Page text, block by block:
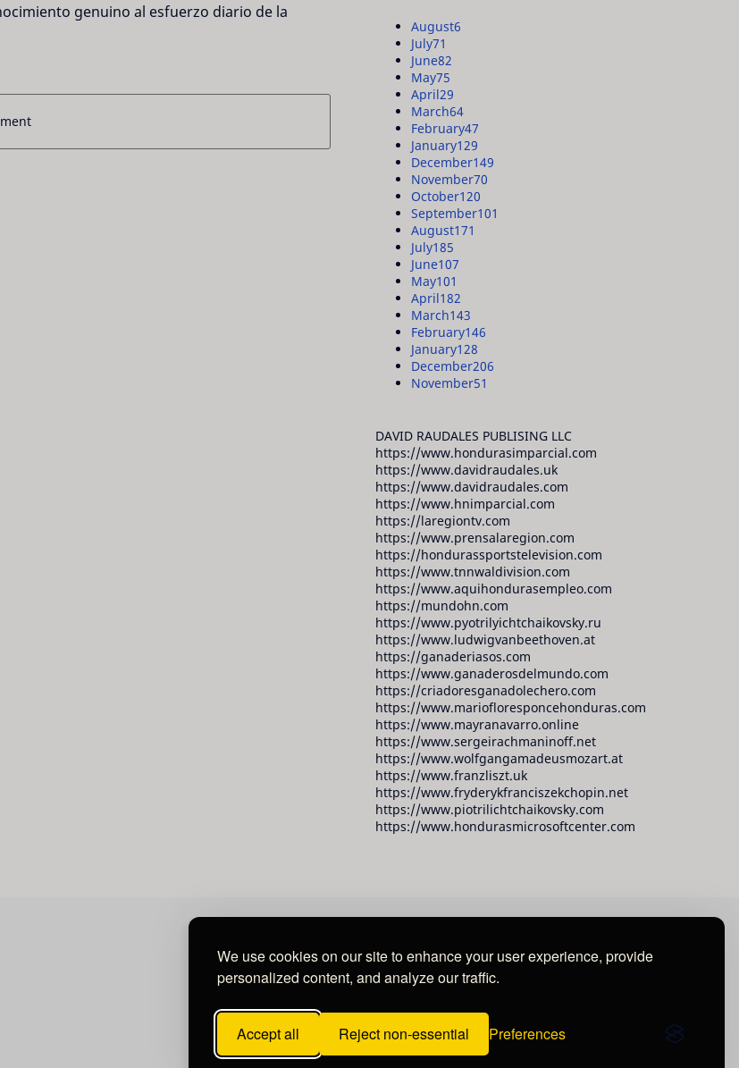
We use cookies on our site to enhance your user experience, provide
personalized content, and analyze our traffic.
Accept all Reject non-essential Preferences
genuino al esfuerzo diario de la
August6
July71
June82
May75
April29
March64
February47
January129
December149
November70
October120
September101
August171
July185
June107
May101
April182
March143
February146
January128
December206
November51
DAVID RAUDALES PUBLISING LLC
https://www.hondurasimparcial.com
https://www.davidraudales.uk
https://www.davidraudales.com
https://www.hnimparcial.com
https://laregiontv.com
https://www.prensalaregion.com
https://hondurassportstelevision.com
https://www.tnnwaldivision.com
https://www.aquihondurasempleo.com
https://mundohn.com
https://www.pyotrilyichtchaikovsky.ru
https://www.ludwigvanbeethoven.at
https://ganaderiasos.com
https://www.ganaderosdelmundo.com
https://criadoresganadolechero.com
https://www.mariofloresponcehonduras.com
https://www.mayranavarro.online
https://www.sergeirachmaninoff.net
https://www.wolfgangamadeusmozart.at
https://www.franzliszt.uk
https://www.fryderykfranciszekchopin.net
https://www.piotrilichtchaikovsky.com
https://www.hondurasmicrosoftcenter.com